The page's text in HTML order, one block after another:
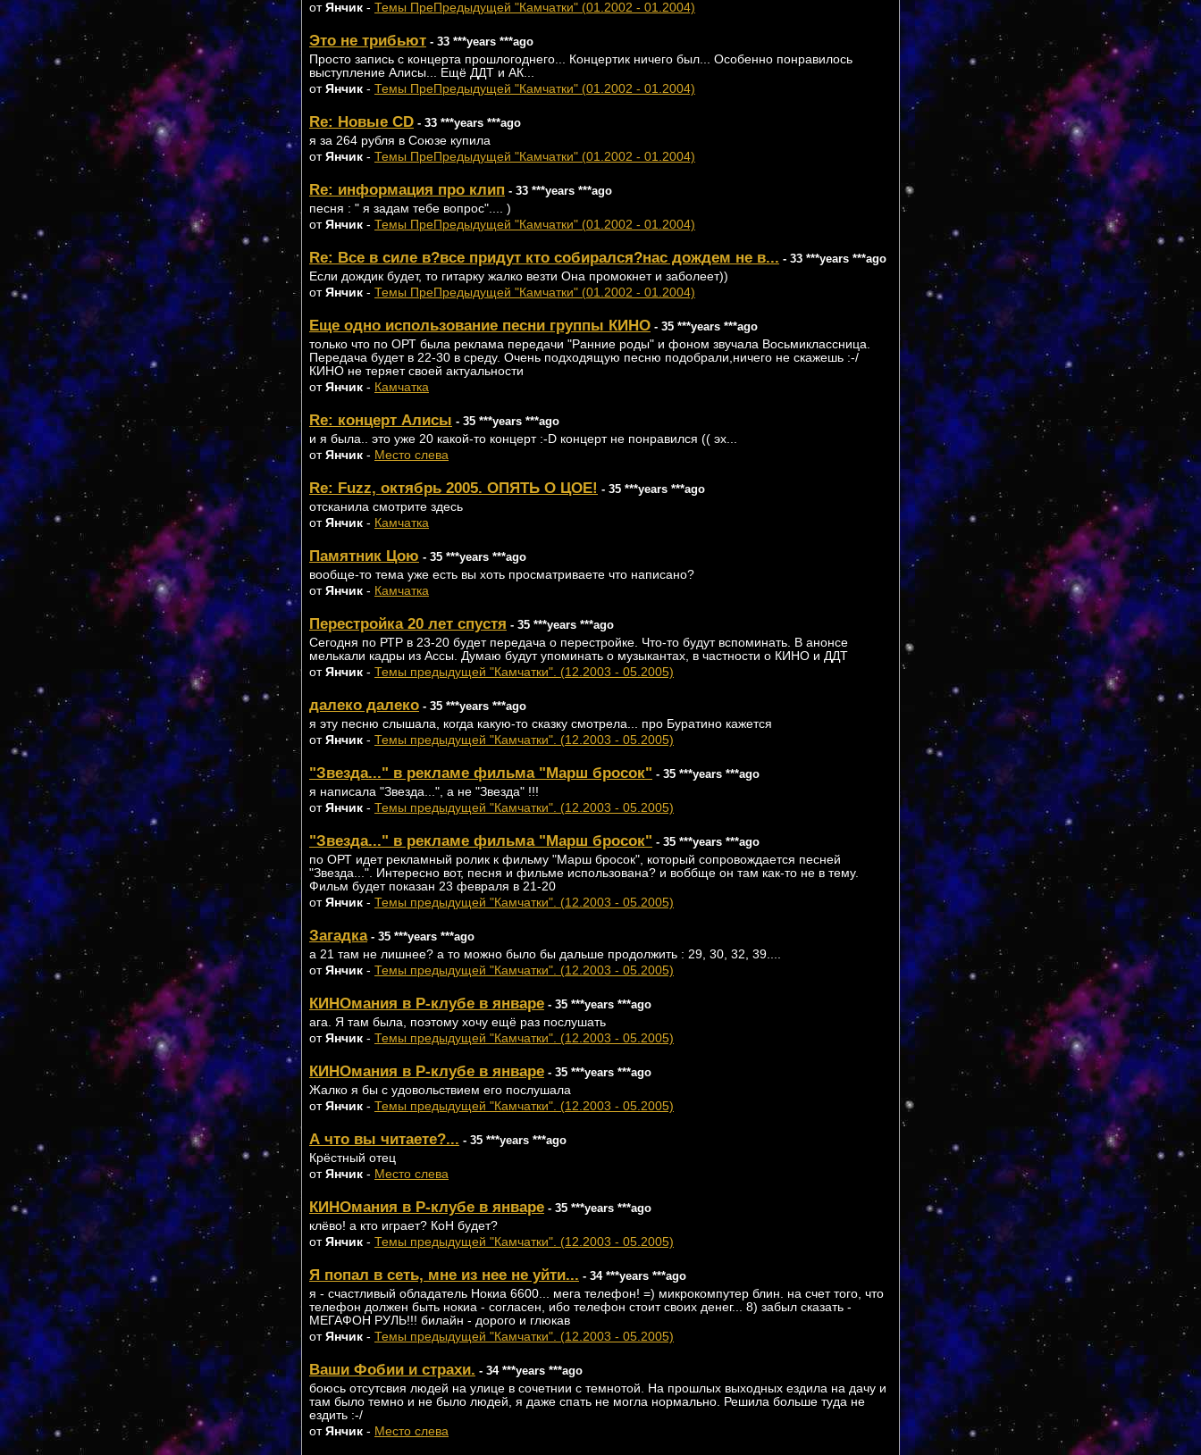
от Янчик - Темы ПреПредыдущей "Камчатки" (01.2002 - 01.2004)
Это не трибьют - 33 ***years ***ago
Просто запись с концерта прошлогоднего... Концертик ничего был... Особенно понравилось
выступление Алисы... Ещё ДДТ и АК...
от Янчик - Темы ПреПредыдущей "Камчатки" (01.2002 - 01.2004)
Re: Новые CD - 33 ***years ***ago
я за 264 рубля в Союзе купила
от Янчик - Темы ПреПредыдущей "Камчатки" (01.2002 - 01.2004)
Re: информация про клип - 33 ***years ***ago
песня : " я задам тебе вопрос".... )
от Янчик - Темы ПреПредыдущей "Камчатки" (01.2002 - 01.2004)
Re: Все в силе в?все придут кто собирался?нас дождем не в... - 33 ***years ***ago
Если дождик будет, то гитарку жалко везти Она промокнет и заболеет))
от Янчик - Темы ПреПредыдущей "Камчатки" (01.2002 - 01.2004)
Еще одно использование песни группы КИНО - 35 ***years ***ago
только что по ОРТ была реклама передачи "Ранние роды" и фоном звучала Восьмиклассница.
Передача будет в 22-30 в среду. Очень подходящую песню подобрали,ничего не скажешь :-/
КИНО не теряет своей актуальности
от Янчик - Камчатка
Re: концерт Алисы - 35 ***years ***ago
и я была.. это уже 20 какой-то концерт :-D концерт не понравился (( эх...
от Янчик - Место слева
Re: Fuzz, октябрь 2005. ОПЯТЬ О ЦОЕ! - 35 ***years ***ago
отсканила смотрите здесь
от Янчик - Камчатка
Памятник Цою - 35 ***years ***ago
вообще-то тема уже есть вы хоть просматриваете что написано?
от Янчик - Камчатка
Перестройка 20 лет спустя - 35 ***years ***ago
Сегодня по РТР в 23-20 будет передача о перестройке. Что-то будут вспоминать. В анонсе
мелькали кадры из Ассы. Думаю будут упоминать о музыкантах, в частности о КИНО и ДДТ
от Янчик - Темы предыдущей "Камчатки". (12.2003 - 05.2005)
далеко далеко - 35 ***years ***ago
я эту песню слышала, когда какую-то сказку смотрела... про Буратино кажется
от Янчик - Темы предыдущей "Камчатки". (12.2003 - 05.2005)
"Звезда..." в рекламе фильма "Марш бросок" - 35 ***years ***ago
я написала "Звезда...", а не "Звезда" !!!
от Янчик - Темы предыдущей "Камчатки". (12.2003 - 05.2005)
"Звезда..." в рекламе фильма "Марш бросок" - 35 ***years ***ago
по ОРТ идет рекламный ролик к фильму "Марш бросок", который сопровождается песней
"Звезда...". Интересно вот, песня и фильме использована? и воббще он там как-то не в тему.
Фильм будет показан 23 февраля в 21-20
от Янчик - Темы предыдущей "Камчатки". (12.2003 - 05.2005)
Загадка- 35 ***years ***ago
а 21 там не лишнее? а то можно было бы дальше продолжить : 29, 30, 32, 39....
от Янчик - Темы предыдущей "Камчатки". (12.2003 - 05.2005)
КИНОмания в Р-клубе в январе - 35 ***years ***ago
ага. Я там была, поэтому хочу ещё раз послушать
от Янчик - Темы предыдущей "Камчатки". (12.2003 - 05.2005)
КИНОмания в Р-клубе в январе - 35 ***years ***ago
Жалко я бы с удовольствием его послушала
от Янчик - Темы предыдущей "Камчатки". (12.2003 - 05.2005)
А что вы читаете?... - 35 ***years ***ago
Крёстный отец
от Янчик - Место слева
КИНОмания в Р-клубе в январе - 35 ***years ***ago
клёво! а кто играет? КоН будет?
от Янчик - Темы предыдущей "Камчатки". (12.2003 - 05.2005)
Я попал в сеть, мне из нее не уйти... - 34 ***years ***ago
я - счастливый обладатель Нокиа 6600... мега телефон! =) микрокомпутер блин. на счет того, что
телефон должен быть нокиа - согласен, ибо телефон стоит своих денег... 8) забыл сказать -
МЕГАФОН РУЛЬ!!! билайн - дорого и глюкав
от Янчик - Темы предыдущей "Камчатки". (12.2003 - 05.2005)
Ваши Фобии и страхи. - 34 ***years ***ago
боюсь отсутсвия людей на улице в сочетнии с темнотой. На прошлых выходных ездила на дачу и
там было темно и не было людей, я даже спать не могла нормально. Решила больше туда не
ездить :-/
от Янчик - Место слева